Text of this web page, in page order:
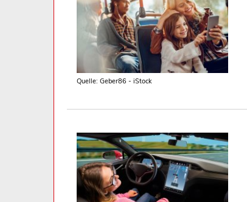
Quelle: Geber86 - iStock